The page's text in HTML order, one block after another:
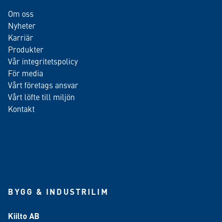
Om oss
Nyheter
Karriär
Produkter
Vår integritetspolicy
För media
Vårt företags ansvar
Vårt löfte till miljön
Kontakt
BYGG & INDUSTRILIM
Kiilto AB